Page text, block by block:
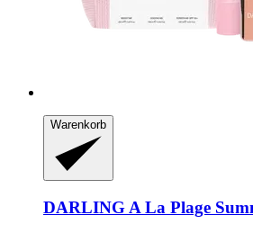
Warenkorb
DARLING A La Plage